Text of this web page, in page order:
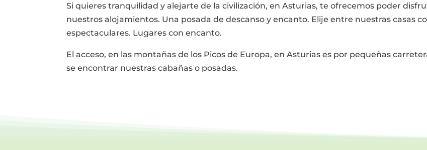
Si quieres tranquilidad y alejarte de la civilización, en Asturias, te ofrecemos poder
nuestros alojamientos. Una posada de descanso y encanto. Elije entre nuestras casas
espectaculares. Lugares con encanto.
El acceso, en las montañas de los Picos de Europa, en Asturias es por pequeñas
se encontrar nuestras cabañas o posadas.